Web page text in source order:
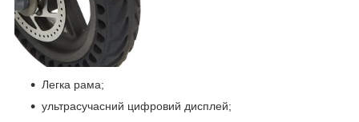
Легка рама;
ультрасучасний цифровий дисплей;